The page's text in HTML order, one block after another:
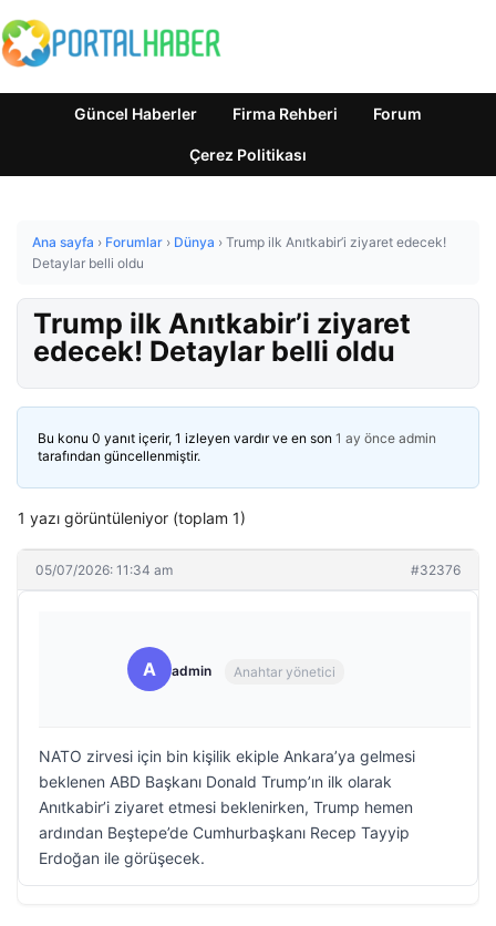
Güncel Haberler Firma Rehberi Forum
Çerez Politikası
Ana sayfa › Forumlar › Dünya › Trump ilk Anıtkabir’i ziyaret edecek!
Detaylar belli oldu
Trump ilk Anıtkabir’i ziyaret
edecek! Detaylar belli oldu
Bu konu 0 yanıt içerir, 1 izleyen vardır ve en son 1 ay önce admin
tarafından güncellenmiştir.
1 yazı görüntüleniyor (toplam 1)
05/07/2026: 11:34 am #32376
A admin Anahtar yönetici
NATO zirvesi için bin kişilik ekiple Ankara’ya gelmesi
beklenen ABD Başkanı Donald Trump’ın ilk olarak
Anıtkabir’i ziyaret etmesi beklenirken, Trump hemen
ardından Beştepe’de Cumhurbaşkanı Recep Tayyip
Erdoğan ile görüşecek.